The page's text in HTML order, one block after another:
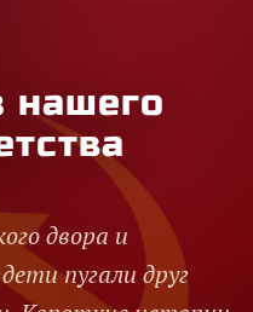
нашего
двора и
пугали друг